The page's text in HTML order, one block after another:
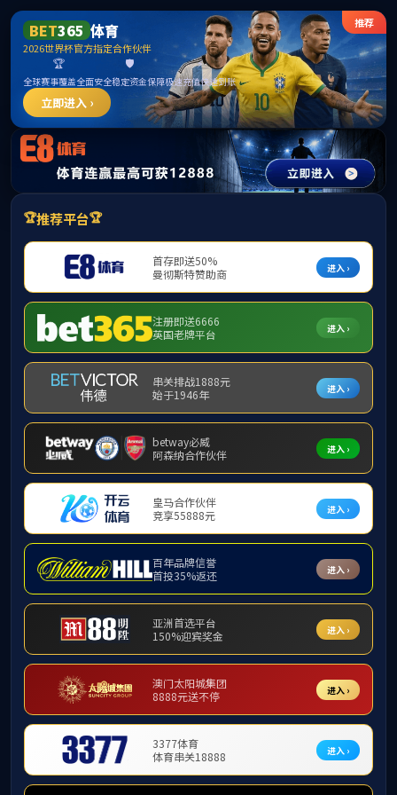
365英国上市公司(CHN-VIP认证)官网|Official
Website
提示：访问地址无效，allen-bradley-powerflex-700-20bb022a0aynbnc1
找不到对应的栏目！
首页